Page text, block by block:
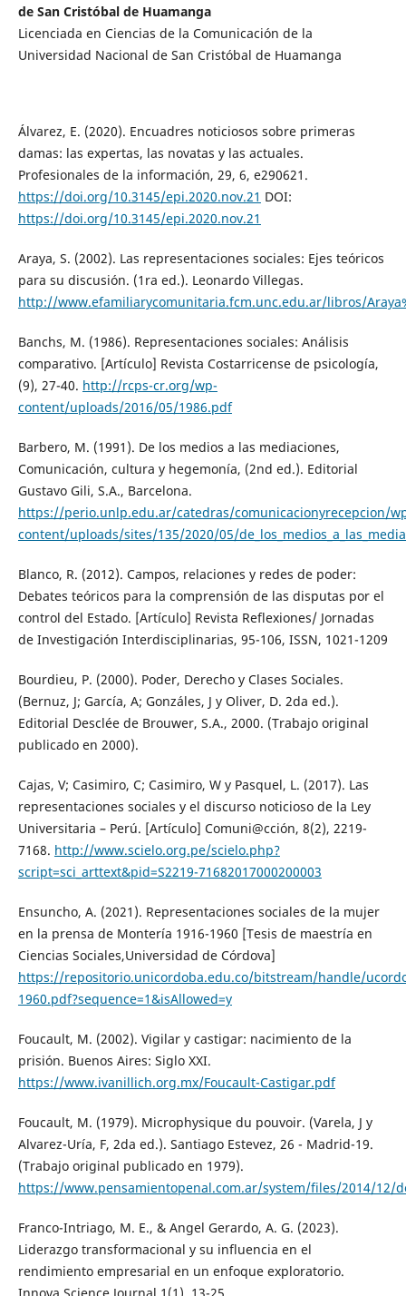
de San Cristóbal de Huamanga
Licenciada en Ciencias de la Comunicación de la
Universidad Nacional de San Cristóbal de Huamanga
Álvarez, E. (2020). Encuadres noticiosos sobre primeras
damas: las expertas, las novatas y las actuales.
Profesionales de la información, 29, 6, e290621.
https://doi.org/10.3145/epi.2020.nov.21 DOI:
https://doi.org/10.3145/epi.2020.nov.21
Araya, S. (2002). Las representaciones sociales: Ejes teóricos
para su discusión. (1ra ed.). Leonardo Villegas.
http://www.efamiliarycomunitaria.fcm.unc.edu.ar/libros/
Banchs, M. (1986). Representaciones sociales: Análisis
comparativo. [Artículo] Revista Costarricense de psicología,
(9), 27-40. http://rcps-cr.org/wp-
content/uploads/2016/05/1986.pdf
Barbero, M. (1991). De los medios a las mediaciones,
Comunicación, cultura y hegemonía, (2nd ed.). Editorial
Gustavo Gili, S.A., Barcelona.
https://perio.unlp.edu.ar/catedras/comunicacionyrecepcion/
content/uploads/sites/135/2020/05/
Blanco, R. (2012). Campos, relaciones y redes de poder:
Debates teóricos para la comprensión de las disputas por el
control del Estado. [Artículo] Revista Reflexiones/ Jornadas
de Investigación Interdisciplinarias, 95-106, ISSN, 1021-1209
Bourdieu, P. (2000). Poder, Derecho y Clases Sociales.
(Bernuz, J; García, A; Gonzáles, J y Oliver, D. 2da ed.).
Editorial Desclée de Brouwer, S.A., 2000. (Trabajo original
publicado en 2000).
Cajas, V; Casimiro, C; Casimiro, W y Pasquel, L. (2017). Las
representaciones sociales y el discurso noticioso de la Ley
Universitaria – Perú. [Artículo] Comuni@cción, 8(2), 2219-
7168. http://www.scielo.org.pe/scielo.php?
script=sci_arttext&pid=S2219-71682017000200003
Ensuncho, A. (2021). Representaciones sociales de la mujer
en la prensa de Montería 1916-1960 [Tesis de maestría en
Ciencias Sociales,Universidad de Córdova]
https://repositorio.unicordoba.edu.co/bitstream/handle/ucordoba/
1960.pdf?sequence=1&isAllowed=y
Foucault, M. (2002). Vigilar y castigar: nacimiento de la
prisión. Buenos Aires: Siglo XXI.
https://www.ivanillich.org.mx/Foucault-Castigar.pdf
Foucault, M. (1979). Microphysique du pouvoir. (Varela, J y
Alvarez-Uría, F, 2da ed.). Santiago Estevez, 26 - Madrid-19.
(Trabajo original publicado en 1979).
https://www.pensamientopenal.com.ar/system/files/2014/12/
Franco-Intriago, M. E., & Angel Gerardo, A. G. (2023).
Liderazgo transformacional y su influencia en el
rendimiento empresarial en un enfoque exploratorio.